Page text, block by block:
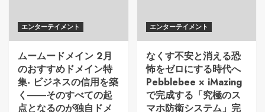
エンターテイメント
ムームードメイン 2月
のおすすめドメイン特
集- ビジネスの信用を築
く――そのすべての起
点となるのが独自ドメ
エンターテイメント
なくす不安と消える恐
怖をゼロにする時代へ
Pebblebee × iMazing
で完成する「究極のス
マホ防衛システム」完